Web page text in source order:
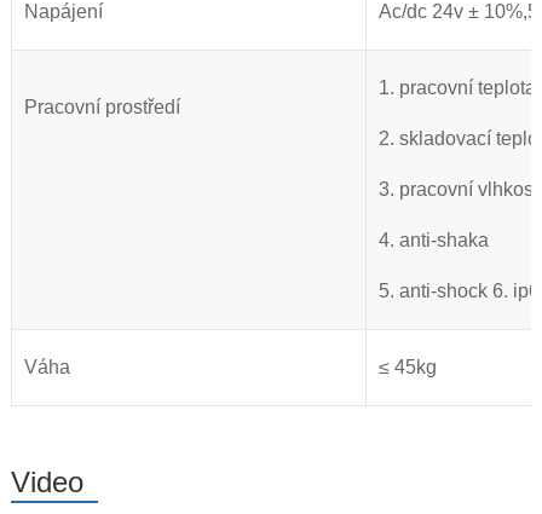
Napájení Ac/dc 24v ±
Pracovní prostředí
1. pracovní
2. skladovací
3. pracovní
4. anti-shaka
5. anti-shock 6.
Váha ≤ 45kg
Video